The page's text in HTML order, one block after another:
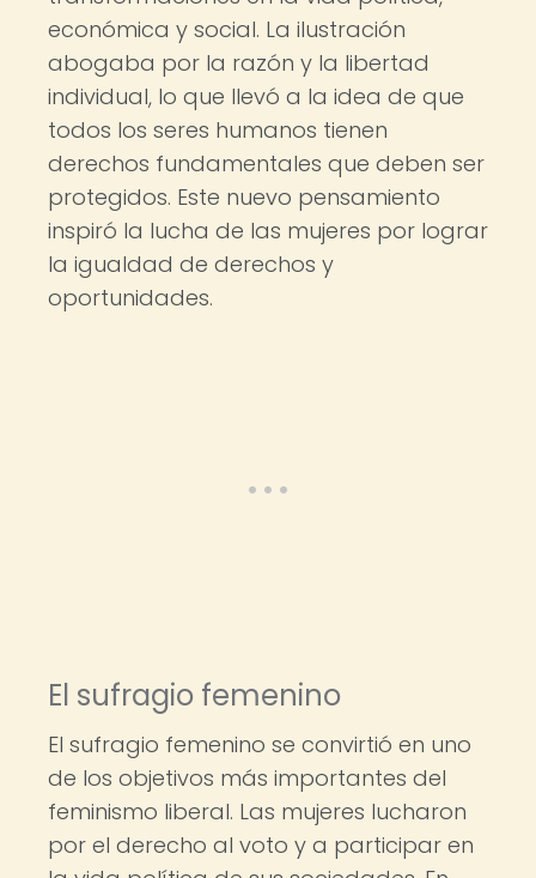
económica y social. La ilustración
abogaba por la razón y la libertad
individual, lo que llevó a la idea de que
todos los seres humanos tienen
derechos fundamentales que deben ser
protegidos. Este nuevo pensamiento
inspiró la lucha de las mujeres por lograr
la igualdad de derechos y
oportunidades.
El sufragio femenino
El sufragio femenino se convirtió en uno
de los objetivos más importantes del
feminismo liberal. Las mujeres lucharon
por el derecho al voto y a participar en